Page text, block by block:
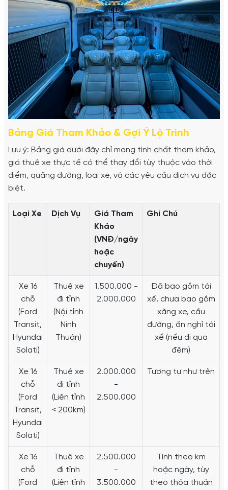
Bảng Giá Tham Khảo & Gợi Ý Lộ Trình
Lưu ý: Bảng giá dưới đây chỉ mang tính chất tham khảo,
giá thuê xe thực tế có thể thay đổi tùy thuộc vào thời
điểm, quãng đường, loại xe, và các yêu cầu dịch vụ đặc
biệt.
Loại Xe Dịch Vụ
Giá Tham
Khảo
(VNĐ/ngày
hoặc
chuyến)
Ghi Chú
Xe 16
chỗ
(Ford
Transit,
Hyundai
Solati)
Thuê xe
đi tỉnh
(Nội tỉnh
Ninh
Thuận)
1.500.000 -
2.000.000
Đã bao gồm tài
xế, chưa bao gồm
xăng xe, cầu
đường, ăn nghỉ tài
xế (nếu đi qua
đêm)
Xe 16
chỗ
(Ford
Transit,
Hyundai
Solati)
Thuê xe
đi tỉnh
(Liên tỉnh
< 200km)
2.000.000
-
2.500.000
Tương tự như trên
Xe 16
chỗ
(Ford
Thuê xe
đi tỉnh
(Liên tỉnh
2.500.000
-
3.500.000
Tính theo km
hoặc ngày, tùy
theo thỏa thuận